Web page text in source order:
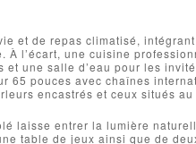
et de repas climatisé,
l’écart, une cuisine
une salle d’eau pour les
65 pouces avec chaînes
encastrés et ceux situés
laisse entrer la lumière
table de jeux ainsi que de